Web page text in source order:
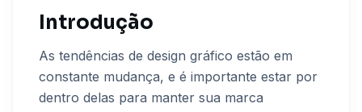
Introdução
As tendências de design gráfico estão em
constante mudança, e é importante estar por
dentro delas para manter sua marca